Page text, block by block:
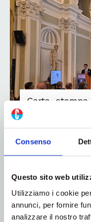
Consenso
Questo sito web
Utilizziamo i cookie
annunci, per fornire
analizzare il nostro
Carta, stampa
italiana
25 Giugno 2026
presso Palazzo
Pubblica di
da Celestina
partecipazione